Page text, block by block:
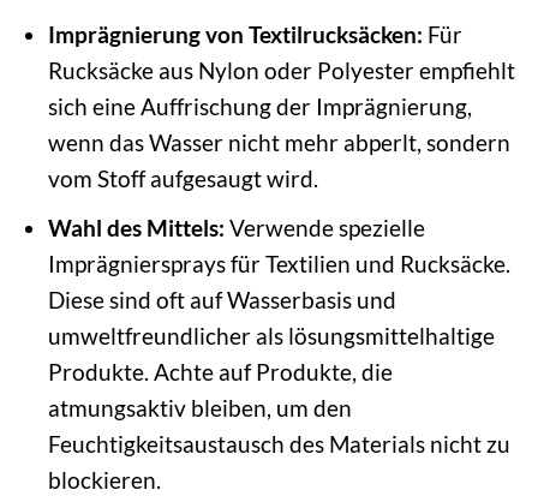
Imprägnierung von Textilrucksäcken: Für
Rucksäcke aus Nylon oder Polyester empfiehlt
sich eine Auffrischung der Imprägnierung,
wenn das Wasser nicht mehr abperlt, sondern
vom Stoff aufgesaugt wird.
Wahl des Mittels: Verwende spezielle
Imprägniersprays für Textilien und Rucksäcke.
Diese sind oft auf Wasserbasis und
umweltfreundlicher als lösungsmittelhaltige
Produkte. Achte auf Produkte, die
atmungsaktiv bleiben, um den
Feuchtigkeitsaustausch des Materials nicht zu
blockieren.